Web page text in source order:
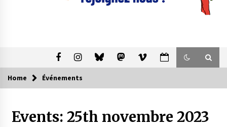
Home Événements
Events: 25th novembre 2023